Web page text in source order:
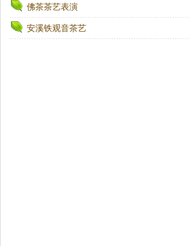
佛茶茶艺表演
安溪铁观音茶艺